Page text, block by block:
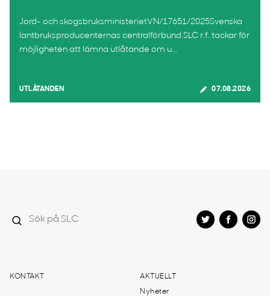
Jord- och skogsbruksministerietVN/17651/2025Svenska
lantbruksproducenternas centralförbund SLC r.f. tackar för
möjligheten att lämna utlåtande om u...
UTLÅTANDEN 07.08.2026
KONTAKT AKTUELLT
Nyheter